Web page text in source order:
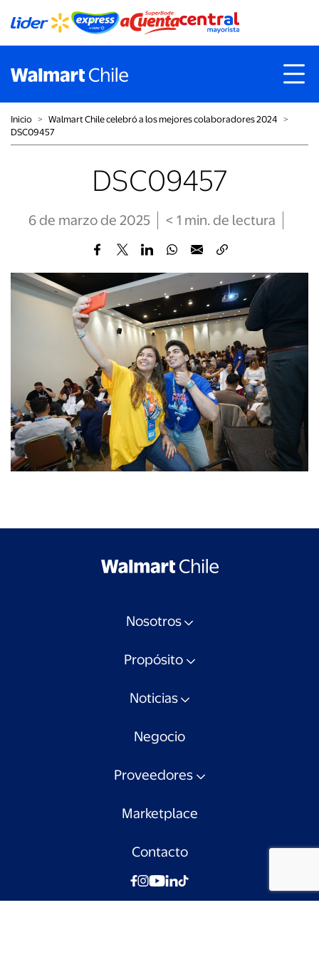
Inicio ˃ Walmart Chile celebró a los mejores colaboradores 2024 ˃
DSC09457
DSC09457
6 de marzo de 2025 < 1 min. de lectura
Nosotros
Propósito
Noticias
Negocio
Proveedores
Marketplace
Contacto